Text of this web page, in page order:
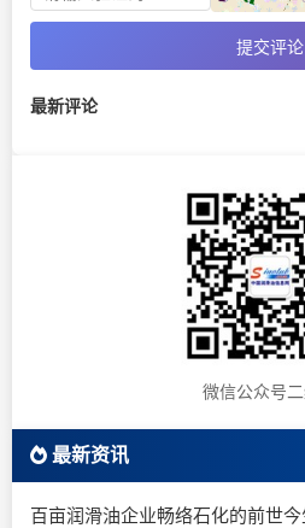
提交评论
最新评论
微信公众号
最新资讯
百亩润滑油企业畅络石化的前世